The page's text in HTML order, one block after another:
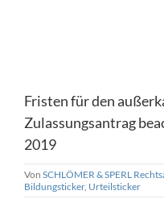
Fristen für den
Zulassungsantrag
2019
Von SCHLÖMER & SPERL
Bildungsticker, Urteilsticker